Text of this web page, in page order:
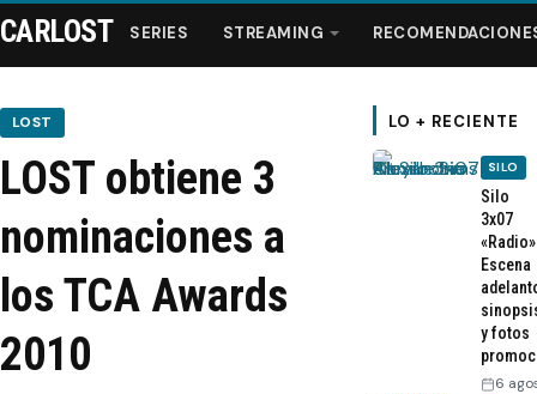
Series
Streaming
Recomendaciones
CARLOST SERIES STREAMING
LOST
LOST obtiene 3
nominaciones a
los TCA Awards
2010
LO + RECIENTE
SILO
Silo
3x07
Escena
y fotos
6